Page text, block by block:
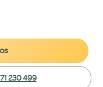
230 499